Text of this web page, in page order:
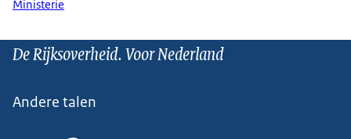
Ministerie
De Rijksoverheid. Voor Nederland
Andere talen